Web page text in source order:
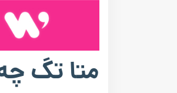
متا تگ